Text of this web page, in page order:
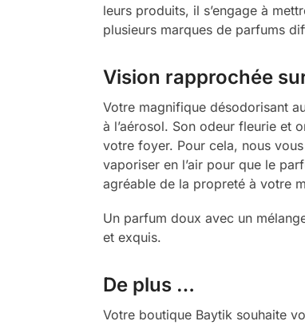
leurs produits, il s’engage à
plusieurs marques de parfums
Vision rapprochée
Votre magnifique désodorisant
à l’aérosol. Son odeur fleurie et
votre foyer. Pour cela, nous
vaporiser en l’air pour que le
agréable de la propreté à votre
Un parfum doux avec un
et exquis.
De plus …
Votre boutique Baytik souhaite